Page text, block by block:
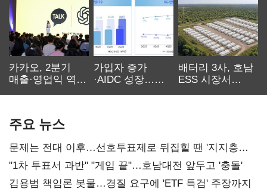
카카오, 2분기
매출·영업익 역대
가입자 증가
·AIDC 성장…
배터리 3사, 호남
ESS 시장서
주요 뉴스
문제는 전대 이후…선호투표제로 뒤집힐 땐 '지지층
불복'
"1차 투표서 과반" "게임 끝"…호남대전 앞두고 '충돌'
김용범 책임론 봇물…경질 요구에 'ETF 특검' 주장까지